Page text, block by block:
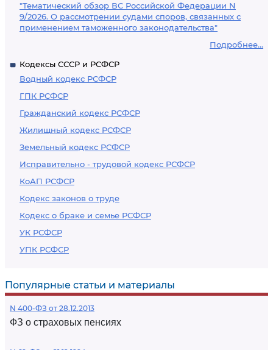
"Тематический обзор ВС Российской Федерации N
9/2026. О рассмотрении судами споров, связанных с
применением таможенного законодательства"
Подробнее...
Кодексы СССР и РСФСР
Водный кодекс РСФСР
ГПК РСФСР
Гражданский кодекс РСФСР
Жилищный кодекс РСФСР
Земельный кодекс РСФСР
Исправительно - трудовой кодекс РСФСР
КоАП РСФСР
Кодекс законов о труде
Кодекс о браке и семье РСФСР
УК РСФСР
УПК РСФСР
Популярные статьи и материалы
N 400-ФЗ от 28.12.2013
ФЗ о страховых пенсиях